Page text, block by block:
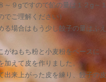
９gですので餡の量は１２g～１
ご理解ください）
場合はもう少し餃子の量はふえ
がねもち粉と小麦粉をベースに
加えて皮を作りました。
出来上がった皮を練り、餃子の皮